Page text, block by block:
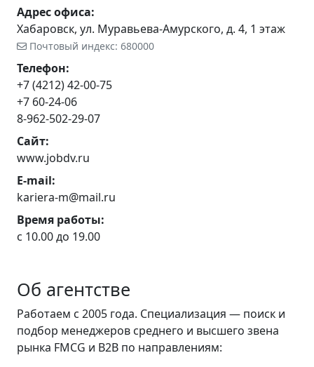
Адрес офиса:
Хабаровск, ул. Муравьева-Амурского, д. 4, 1 этаж
Почтовый индекс: 680000
Телефон:
+7 (4212) 42-00-75
+7 60-24-06
8-962-502-29-07
Сайт:
www.jobdv.ru
E-mail:
kariera-m@mail.ru
Время работы:
с 10.00 до 19.00
Об агентстве
Работаем с 2005 года. Специализация — поиск и
подбор менеджеров среднего и высшего звена
рынка FМСG и В2В по направлениям: